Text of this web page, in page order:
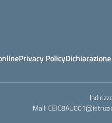
Privacy Policy
Mail: